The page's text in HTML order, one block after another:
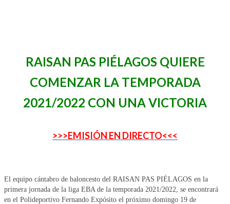
RAISAN PAS PIÉLAGOS QUIERE
COMENZAR LA TEMPORADA
2021/2022 CON UNA VICTORIA
>>>EMISIÓN EN DIRECTO<<<
El equipo cántabro de baloncesto del RAISAN PAS PIÉLAGOS en la
primera jornada de la liga EBA de la temporada 2021/2022, se encontrará
en el Polideportivo Fernando Expósito el próximo domingo 19 de